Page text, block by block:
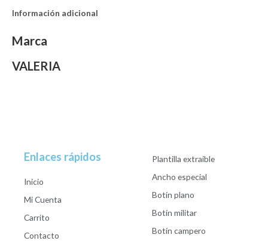
Información adicional
Marca
VALERIA
Enlaces rápidos
Inicio
Mi Cuenta
Carrito
Contacto
Plantilla extraible
Ancho especial
Botín plano
Botín militar
Botín campero